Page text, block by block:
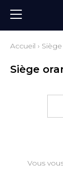
Accueil › Siège
Siège
Vous